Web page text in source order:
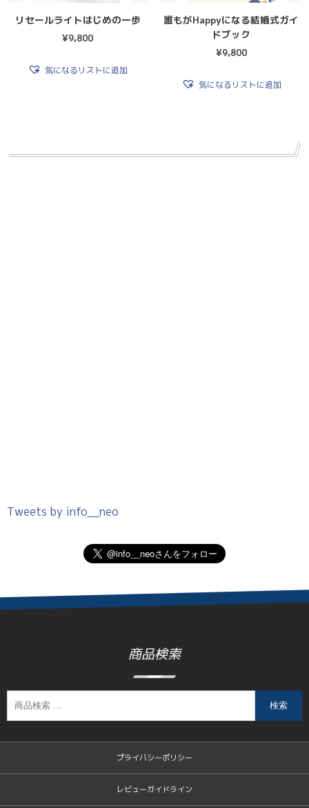
リセールライトはじめの一歩
¥9,800
気になるリストに追加
誰もがHappyになる結婚式ガイ
ドブック
¥9,800
気になるリストに追加
Tweets by info__neo
商品検索
検索
プライバシーポリシー
レビューガイドライン